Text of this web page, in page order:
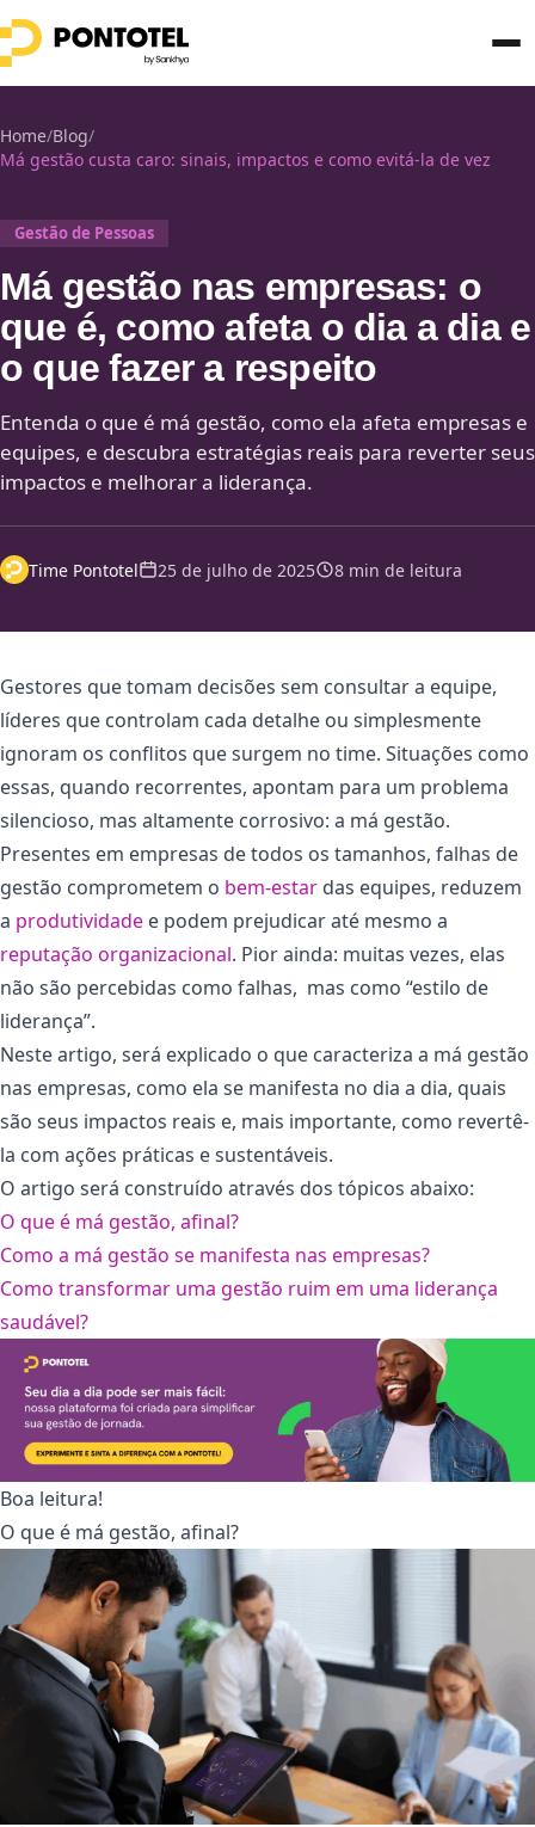
Home/Blog/
Má gestão custa caro: sinais, impactos e como evitá-la de vez
Gestão de Pessoas
Má gestão nas empresas: o
que é, como afeta o dia a dia e
o que fazer a respeito
Entenda o que é má gestão, como ela afeta empresas e
equipes, e descubra estratégias reais para reverter seus
impactos e melhorar a liderança.
Time Pontotel 25 de julho de 2025 8 min de leitura
Gestores que tomam decisões sem consultar a equipe,
líderes que controlam cada detalhe ou simplesmente
ignoram os conflitos que surgem no time. Situações como
essas, quando recorrentes, apontam para um problema
silencioso, mas altamente corrosivo: a má gestão.
Presentes em empresas de todos os tamanhos, falhas de
gestão comprometem o bem-estar das equipes, reduzem
a produtividade e podem prejudicar até mesmo a
reputação organizacional. Pior ainda: muitas vezes, elas
não são percebidas como falhas, mas como “estilo de
liderança”.
Neste artigo, será explicado o que caracteriza a má gestão
nas empresas, como ela se manifesta no dia a dia, quais
são seus impactos reais e, mais importante, como revertê-
la com ações práticas e sustentáveis.
O artigo será construído através dos tópicos abaixo:
O que é má gestão, afinal?
Como a má gestão se manifesta nas empresas?
Como transformar uma gestão ruim em uma liderança
saudável?
Boa leitura!
O que é má gestão, afinal?